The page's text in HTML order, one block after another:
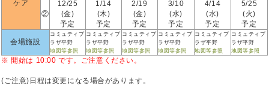
ケア
②
12/25
(金)
予定
1/14
(木)
予定
2/19
(金)
予定
3/10
(水)
予定
4/14
(水)
予定
5/25
(火)
予定
会場施設
コミュティプ
ラザ平野
地図等参照
コミュティプ
ラザ平野
地図等参照
コミュティプ
ラザ平野
地図等参照
コミュティプ
ラザ平野
地図等参照
コミュティプ
ラザ平野
地図等参照
コミュティプ
ラザ平野
地図等参照
※ 開始は 10:00 です。ご注意ください。
(ご注意)日程は変更になる場合があります。